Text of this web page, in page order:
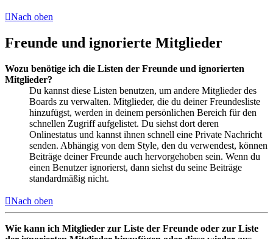
Nach oben
Freunde und ignorierte Mitglieder
Wozu benötige ich die Listen der Freunde und ignorierten
Mitglieder?
Du kannst diese Listen benutzen, um andere Mitglieder des
Boards zu verwalten. Mitglieder, die du deiner Freundesliste
hinzufügst, werden in deinem persönlichen Bereich für den
schnellen Zugriff aufgelistet. Du siehst dort deren
Onlinestatus und kannst ihnen schnell eine Private Nachricht
senden. Abhängig von dem Style, den du verwendest, können
Beiträge deiner Freunde auch hervorgehoben sein. Wenn du
einen Benutzer ignorierst, dann siehst du seine Beiträge
standardmäßig nicht.
Nach oben
Wie kann ich Mitglieder zur Liste der Freunde oder zur Liste